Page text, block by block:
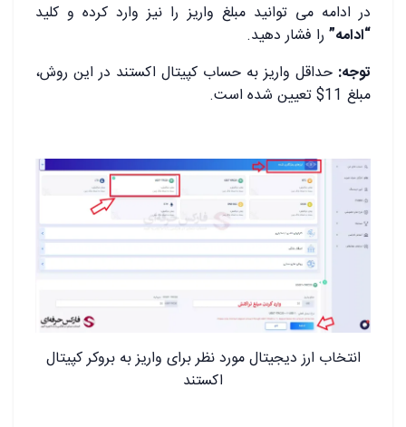
در ادامه می توانید مبلغ واریز را نیز وارد کرده و کلید
“ادامه” را فشار دهید.
توجه: حداقل واریز به حساب کپیتال اکستند در این روش،
مبلغ 11$ تعیین شده است.
انتخاب ارز دیجیتال مورد نظر برای واریز به بروکر کپیتال
اکستند